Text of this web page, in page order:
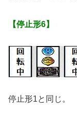
【停止形6】
停止形1と同じ。